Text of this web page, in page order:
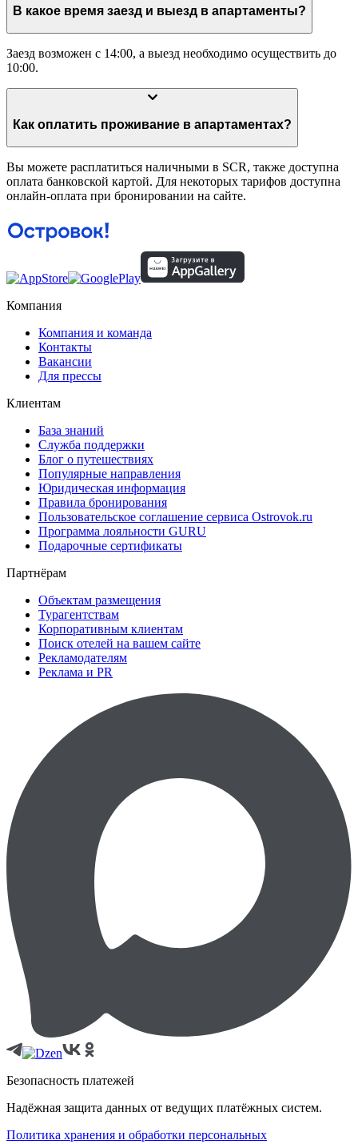
В какое время заезд и выезд в апартаменты?
Заезд возможен с 14:00, а выезд необходимо осуществить до
10:00.
Как оплатить проживание в апартаментах?
Вы можете расплатиться наличными в SCR, также доступна
оплата банковской картой. Для некоторых тарифов доступна
онлайн-оплата при бронировании на сайте.
Компания
Компания и команда
Контакты
Вакансии
Для прессы
Клиентам
База знаний
Служба поддержки
Блог о путешествиях
Популярные направления
Юридическая информация
Правила бронирования
Пользовательское соглашение сервиса Ostrovok.ru
Программа лояльности GURU
Подарочные сертификаты
Партнёрам
Объектам размещения
Турагентствам
Корпоративным клиентам
Поиск отелей на вашем сайте
Рекламодателям
Реклама и PR
Безопасность платежей
Надёжная защита данных от ведущих платёжных систем.
Политика хранения и обработки персональных